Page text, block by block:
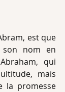
est que
son nom en
qui
mais
la promesse